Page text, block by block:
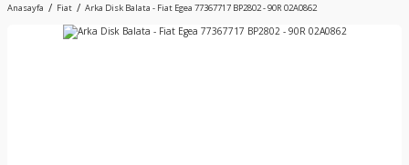
Anasayfa Fiat Arka Disk Balata - Fiat Egea 77367717 BP2802 - 90R 02A0862